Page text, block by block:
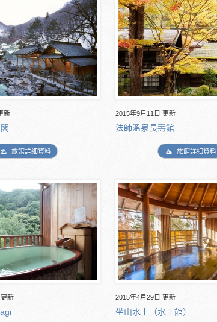
新
旅館詳細資料
2015年9月11日 更新
法師溫泉長壽館
旅館詳細資料
新 2015年4月29日 更新
坐山水上（水上館）